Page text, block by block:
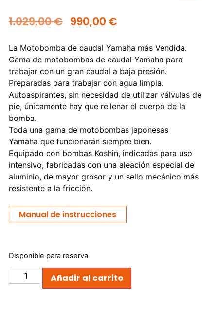
1.029,00€ 990,00 €
La Motobomba de caudal Yamaha más Vendida.
Gama de motobombas de caudal Yamaha para
trabajar con un gran caudal a baja presión.
Preparadas para trabajar con agua limpia.
Autoaspirantes, sin necesidad de utilizar válvulas de
pie, únicamente hay que rellenar el cuerpo de la
bomba.
Toda una gama de motobombas japonesas
Yamaha que funcionarán siempre bien.
Equipado con bombas Koshin, indicadas para uso
intensivo, fabricadas con una aleación especial de
aluminio, de mayor grosor y un sello mecánico más
resistente a la fricción.
Manual de instrucciones
Disponible para reserva
Añadir al carrito